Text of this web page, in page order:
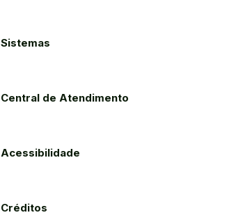
Sistemas
Central de Atendimento
Acessibilidade
Créditos